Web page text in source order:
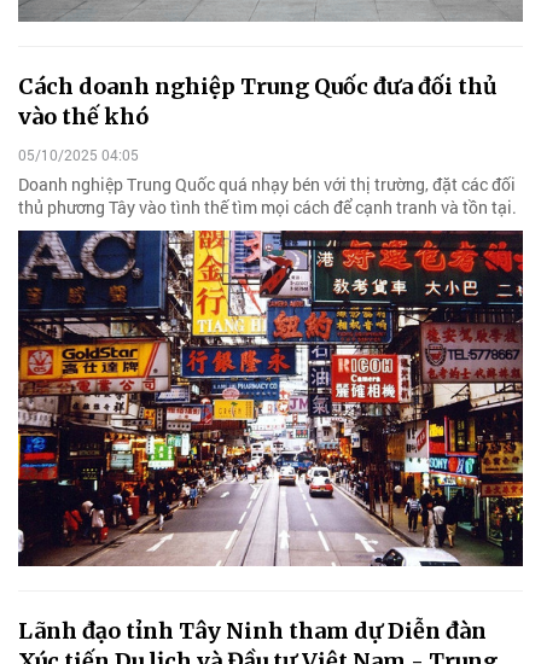
Cách doanh nghiệp Trung Quốc đưa đối thủ
vào thế khó
05/10/2025 04:05
Doanh nghiệp Trung Quốc quá nhạy bén với thị trường, đặt các đối
thủ phương Tây vào tình thế tìm mọi cách để cạnh tranh và tồn tại.
Lãnh đạo tỉnh Tây Ninh tham dự Diễn đàn